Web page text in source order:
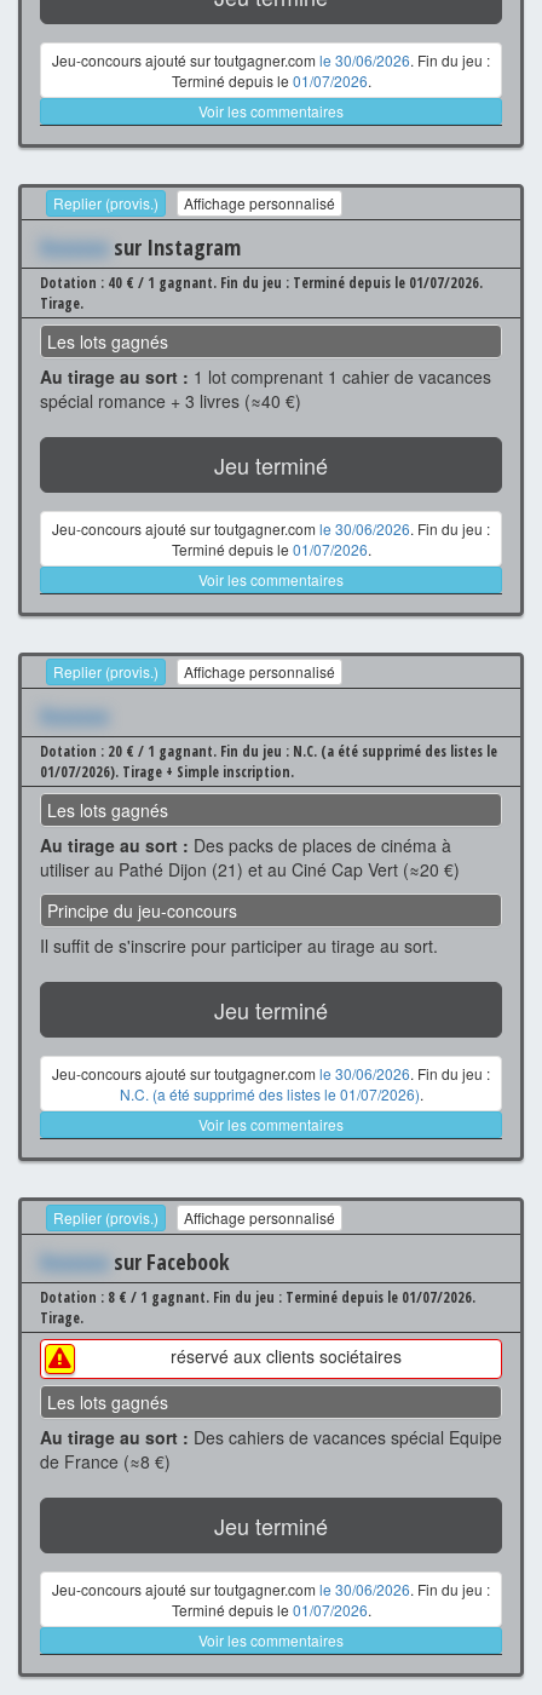
Jeu-concours ajouté sur toutgagner.com le 30/06/2026. Fin du jeu :
Terminé depuis le 01/07/2026.
Voir les commentaires
Replier (provis.) Affichage personnalisé
Xxxxxxx sur Instagram
Dotation : 40 € / 1 gagnant. Fin du jeu : Terminé depuis le 01/07/2026.
Tirage.
Les lots gagnés
Au tirage au sort : 1 lot comprenant 1 cahier de vacances
spécial romance + 3 livres (≈40 €)
Jeu terminé
Jeu-concours ajouté sur toutgagner.com le 30/06/2026. Fin du jeu :
Terminé depuis le 01/07/2026.
Voir les commentaires
Replier (provis.) Affichage personnalisé
Xxxxxxx
Dotation : 20 € / 1 gagnant. Fin du jeu : N.C. (a été supprimé des listes le
01/07/2026). Tirage + Simple inscription.
Les lots gagnés
Au tirage au sort : Des packs de places de cinéma à
utiliser au Pathé Dijon (21) et au Ciné Cap Vert (≈20 €)
Principe du jeu-concours
Il suffit de s'inscrire pour participer au tirage au sort.
Jeu terminé
Jeu-concours ajouté sur toutgagner.com le 30/06/2026. Fin du jeu :
N.C. (a été supprimé des listes le 01/07/2026).
Voir les commentaires
Replier (provis.) Affichage personnalisé
Xxxxxxx sur Facebook
Dotation : 8 € / 1 gagnant. Fin du jeu : Terminé depuis le 01/07/2026.
Tirage.
réservé aux clients sociétaires
Les lots gagnés
Au tirage au sort : Des cahiers de vacances spécial Equipe
de France (≈8 €)
Jeu terminé
Jeu-concours ajouté sur toutgagner.com le 30/06/2026. Fin du jeu :
Terminé depuis le 01/07/2026.
Voir les commentaires